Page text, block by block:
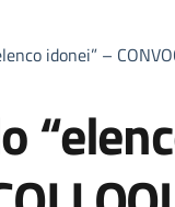
idonei” –